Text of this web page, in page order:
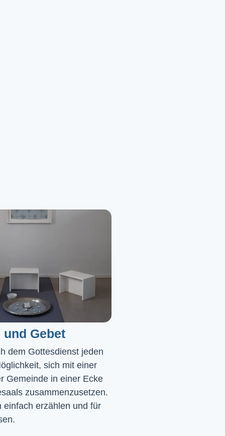
und Gebet
dem Gottesdienst jeden
sich mit einer
Gemeinde in einer Ecke
zusammenzusetzen.
einfach erzählen und für